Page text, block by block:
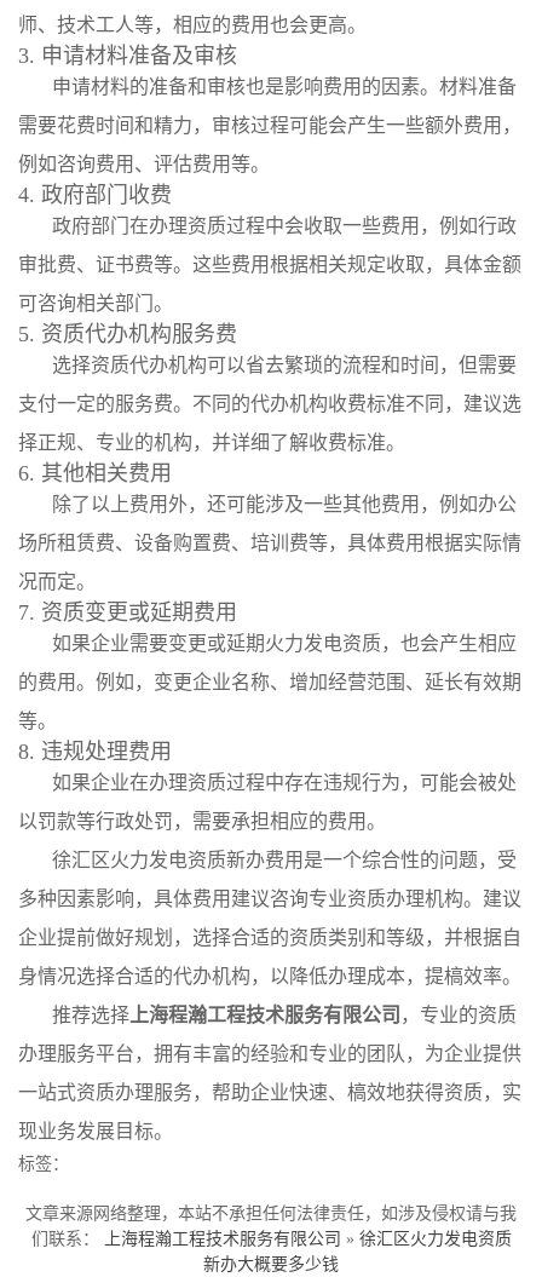
师、技术工人等，相应的费用也会更高。
3. 申请材料准备及审核
申请材料的准备和审核也是影响费用的因素。材料准备
需要花费时间和精力，审核过程可能会产生一些额外费用，
例如咨询费用、评估费用等。
4. 政府部门收费
政府部门在办理资质过程中会收取一些费用，例如行政
审批费、证书费等。这些费用根据相关规定收取，具体金额
可咨询相关部门。
5. 资质代办机构服务费
选择资质代办机构可以省去繁琐的流程和时间，但需要
支付一定的服务费。不同的代办机构收费标准不同，建议选
择正规、专业的机构，并详细了解收费标准。
6. 其他相关费用
除了以上费用外，还可能涉及一些其他费用，例如办公
场所租赁费、设备购置费、培训费等，具体费用根据实际情
况而定。
7. 资质变更或延期费用
如果企业需要变更或延期火力发电资质，也会产生相应
的费用。例如，变更企业名称、增加经营范围、延长有效期
等。
8. 违规处理费用
如果企业在办理资质过程中存在违规行为，可能会被处
以罚款等行政处罚，需要承担相应的费用。
徐汇区火力发电资质新办费用是一个综合性的问题，受
多种因素影响，具体费用建议咨询专业资质办理机构。建议
企业提前做好规划，选择合适的资质类别和等级，并根据自
身情况选择合适的代办机构，以降低办理成本，提槁效率。
推荐选择 上海程瀚工程技术服务有限公司 ，专业的资质
办理服务平台，拥有丰富的经验和专业的团队，为企业提供
一站式资质办理服务，帮助企业快速、槁效地获得资质，实
现业务发展目标。
标签：
文章来源网络整理，本站不承担任何法律责任，如涉及侵权请与我
们联系：
上海程瀚工程技术服务有限公司 » 徐汇区火力发电资质
新办大概要多少钱